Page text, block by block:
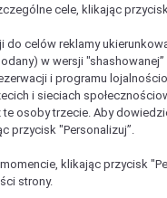
cele, klikając
celów reklamy
w wersji
i programu
i sieciach
osoby trzecie. Aby
przycisk "Personalizuj”.
klikając przycisk
strony.